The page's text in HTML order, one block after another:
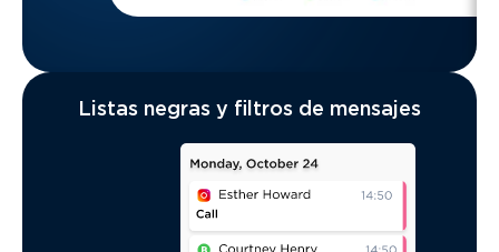
Listas negras y filtros de mensajes